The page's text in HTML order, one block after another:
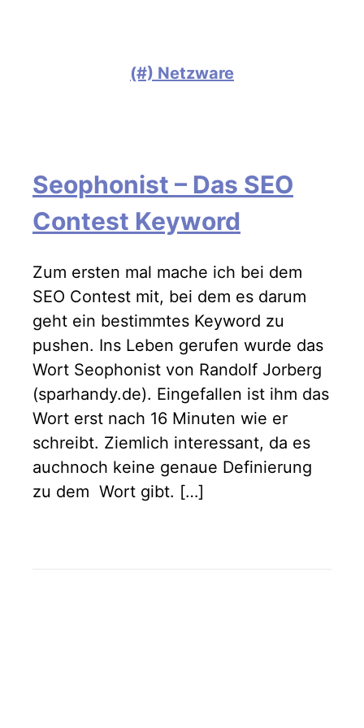
(#) Netzware
Seophonist – Das SEO
Contest Keyword
Zum ersten mal mache ich bei dem
SEO Contest mit, bei dem es darum
geht ein bestimmtes Keyword zu
pushen. Ins Leben gerufen wurde das
Wort Seophonist von Randolf Jorberg
(sparhandy.de). Eingefallen ist ihm das
Wort erst nach 16 Minuten wie er
schreibt. Ziemlich interessant, da es
auchnoch keine genaue Definierung
zu dem Wort gibt. […]